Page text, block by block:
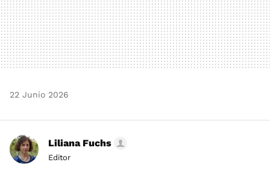
22 Junio 2026
Liliana Fuchs
Editor